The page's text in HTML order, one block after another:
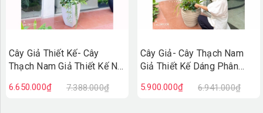
Cây Giả Thiết Kế- Cây
Thạch Nam Giả Thiết Kế Nội
(270cm)- CC1379
6.650.000₫ 7.388.000₫
Cây Giả- Cây Thạch Nam
Giả Thiết Kế Dáng Phân
Không Gian Hiện Đại
5.900.000₫ 6.941.000₫